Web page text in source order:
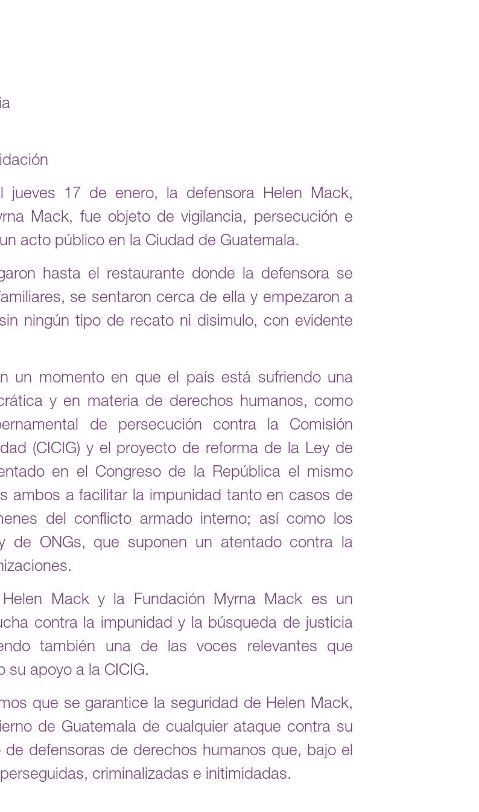
jueves 17 de enero, la defensora Helen Mack,
Mack, fue objeto de vigilancia, persecución e
acto público en la Ciudad de Guatemala.
hasta el restaurante donde la defensora se
se sentaron cerca de ella y empezaron a
ningún tipo de recato ni disimulo, con evidente
un momento en que el país está sufriendo una
y en materia de derechos humanos, como
de persecución contra la Comisión
(CICIG) y el proyecto de reforma de la Ley de
en el Congreso de la República el mismo
ambos a facilitar la impunidad tanto en casos de
del conflicto armado interno; así como los
de ONGs, que suponen un atentado contra la
Mack y la Fundación Myrna Mack es un
contra la impunidad y la búsqueda de justicia
también una de las voces relevantes que
su apoyo a la CICIG.
que se garantice la seguridad de Helen Mack,
de Guatemala de cualquier ataque contra su
defensoras de derechos humanos que, bajo el
criminalizadas e initimidadas.